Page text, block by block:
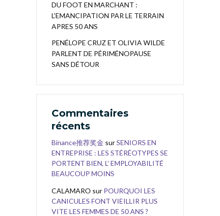
DU FOOT EN MARCHANT :
L’EMANCIPATION PAR LE TERRAIN
APRES 50 ANS
PENÉLOPE CRUZ ET OLIVIA WILDE
PARLENT DE PÉRIMÉNOPAUSE
SANS DÉTOUR
Commentaires
récents
Binance推荐奖金 surSENIORS EN
ENTREPRISE : LES STÉRÉOTYPES SE
PORTENT BIEN, L’ EMPLOYABILITÉ
BEAUCOUP MOINS
CALAMARO sur POURQUOI LES
CANICULES FONT VIEILLIR PLUS
VITE LES FEMMES DE 50 ANS ?